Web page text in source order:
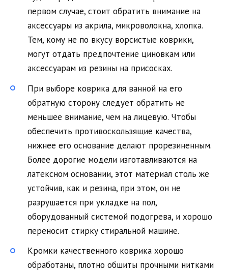
первом случае, стоит обратить внимание на
аксессуары из акрила, микроволокна, хлопка.
Тем, кому не по вкусу ворсистые коврики,
могут отдать предпочтение циновкам или
аксессуарам из резины на присосках.
При выборе коврика для ванной на его
обратную сторону следует обратить не
меньшее внимание, чем на лицевую. Чтобы
обеспечить противоскользящие качества,
нижнее его основание делают прорезиненным.
Более дорогие модели изготавливаются на
латексном основании, этот материал столь же
устойчив, как и резина, при этом, он не
разрушается при укладке на пол,
оборудованный системой подогрева, и хорошо
переносит стирку стиральной машине.
Кромки качественного коврика хорошо
обработаны, плотно обшиты прочными нитками